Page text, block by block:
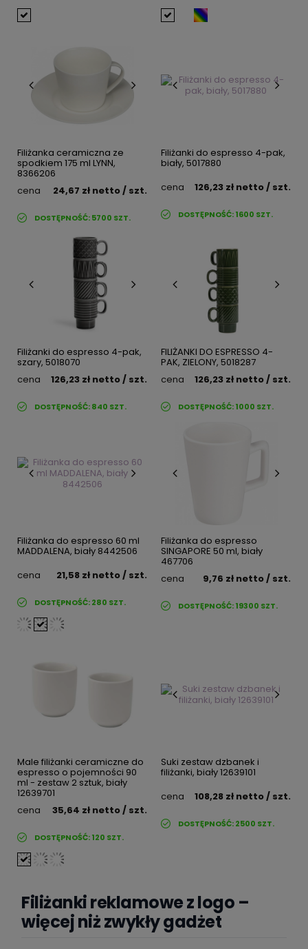
Filiżanka ceramiczna ze
spodkiem 175 ml LYNN,
8366206
cena
24,67 zł netto/ szt.
DOSTĘPNOŚĆ:5700 SZT.
Filiżanki do espresso 4-pak,
biały, 5017880
cena
126,23 zł netto/ szt.
DOSTĘPNOŚĆ:1600 SZT.
Filiżanki do espresso 4-pak,
szary, 5018070
cena
126,23 zł netto/ szt.
DOSTĘPNOŚĆ:840 SZT.
FILIŻANKI DO ESPRESSO 4-
PAK, ZIELONY, 5018287
cena
126,23 zł netto/ szt.
DOSTĘPNOŚĆ:1000 SZT.
Filiżanka do espresso 60 ml
MADDALENA, biały 8442506
cena
21,58 zł netto/ szt.
DOSTĘPNOŚĆ:280 SZT.
Filiżanka do espresso
SINGAPORE 50 ml, biały
467706
cena
9,76 zł netto/ szt.
DOSTĘPNOŚĆ:19300 SZT.
Male filiżanki ceramiczne do
espresso o pojemności 90
ml - zestaw 2 sztuk, biały
12639701
cena
35,64 zł netto/ szt.
DOSTĘPNOŚĆ:120 SZT.
Suki zestaw dzbanek i
filiżanki, biały 12639101
cena
108,28 zł netto/ szt.
DOSTĘPNOŚĆ:2500 SZT.
Filiżanki reklamowe z logo –
więcej niż zwykły gadżet